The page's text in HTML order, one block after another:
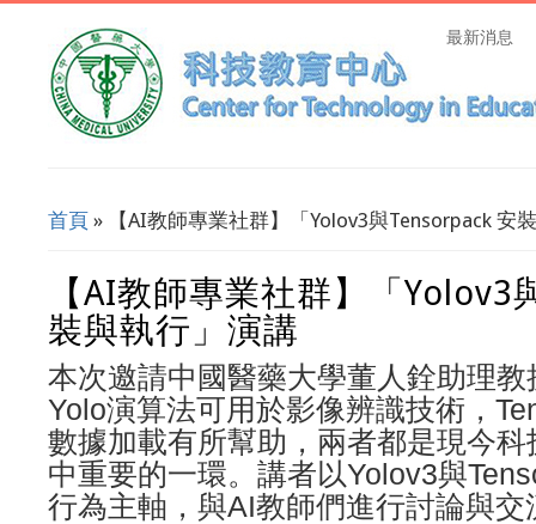
最新消息
您在這裡
首頁 » 【AI教師專業社群】「Yolov3與Tensorpack 安
【AI教師專業社群】「Yolov3
裝與執行」演講
本次邀請中國醫藥大學董人銓助理
Yolo演算法可用於影像辨識技術，
數據加載有所幫助，兩者都是現今
中重要的一環。講者以Yolov3與
行為主軸，與AI教師們進行討論與交